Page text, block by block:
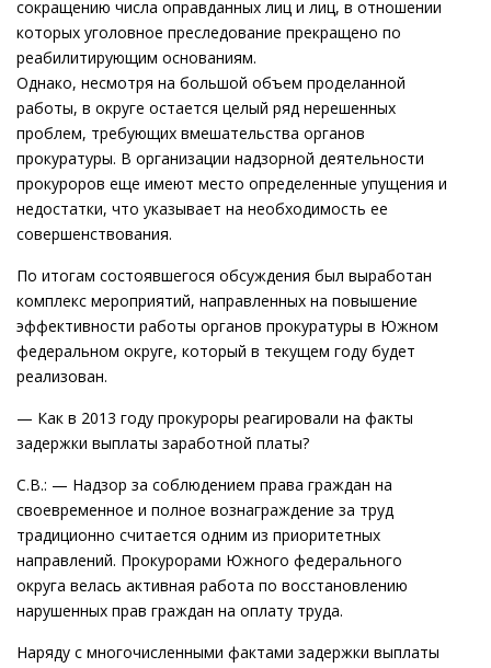
сокращению числа оправданных лиц и лиц, в отношении
которых уголовное преследование прекращено по
реабилитирующим основаниям.
Однако, несмотря на большой объем проделанной
работы, в округе остается целый ряд нерешенных
проблем, требующих вмешательства органов
прокуратуры. В организации надзорной деятельности
прокуроров еще имеют место определенные упущения и
недостатки, что указывает на необходимость ее
совершенствования.
По итогам состоявшегося обсуждения был выработан
комплекс мероприятий, направленных на повышение
эффективности работы органов прокуратуры в Южном
федеральном округе, который в текущем году будет
реализован.
— Как в 2013 году прокуроры реагировали на факты
задержки выплаты заработной платы?
С.В.: — Надзор за соблюдением права граждан на
своевременное и полное вознаграждение за труд
традиционно считается одним из приоритетных
направлений. Прокурорами Южного федерального
округа велась активная работа по восстановлению
нарушенных прав граждан на оплату труда.
Наряду с многочисленными фактами задержки выплаты